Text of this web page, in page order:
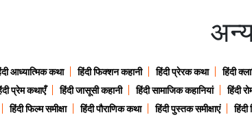
आध्यात्मिक कथा हिंदी फिक्शन कहानी हिंदी प्रेरक कथा हिंदी
प्रेम कथाएँ हिंदी जासूसी कहानी हिंदी सामाजिक कहानियां हिंदी
हिंदी फिल्म समीक्षा हिंदी पौराणिक कथा हिंदी पुस्तक समीक्षाएं हिंदी